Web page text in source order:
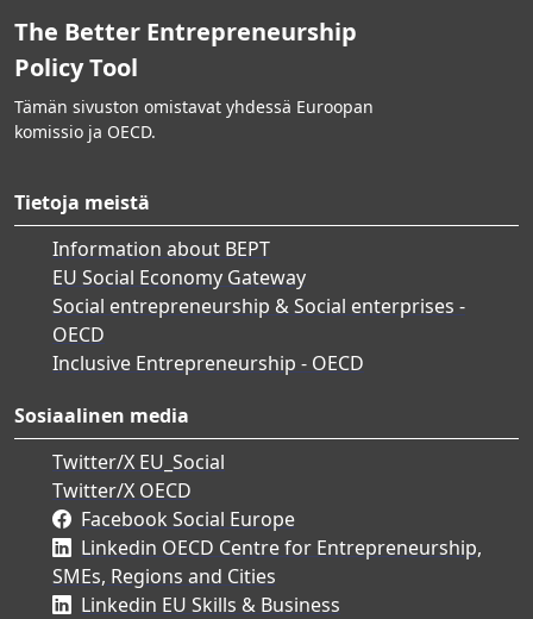
The Better Entrepreneurship
Policy Tool
Tämän sivuston omistavat yhdessä Euroopan
komissio ja OECD.
Tietoja meistä
Information about BEPT
EU Social Economy Gateway
Social entrepreneurship & Social enterprises -
OECD
Inclusive Entrepreneurship - OECD
Sosiaalinen media
Twitter/X EU_Social
Twitter/X OECD
Facebook Social Europe
Linkedin OECD Centre for Entrepreneurship,
SMEs, Regions and Cities
Linkedin EU Skills & Business